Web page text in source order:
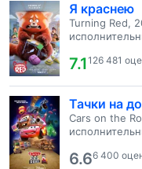
Я краснею
Turning Red,
7.1126 481
Тачки на
Cars on the
6.66 400